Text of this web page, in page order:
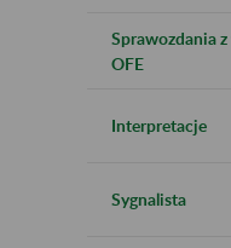
Sprawozdania
OFE
Interpretacje
Sygnalista